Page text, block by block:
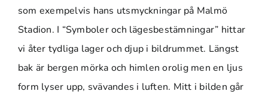
som exempelvis hans utsmyckningar på Malmö
Stadion. I “Symboler och lägesbestämningar” hittar
vi åter tydliga lager och djup i bildrummet. Längst
bak är bergen mörka och himlen orolig men en ljus
form lyser upp, svävandes i luften. Mitt i bilden går